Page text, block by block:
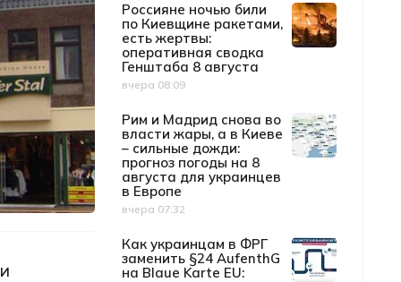
Россияне ночью били
по Киевщине ракетами,
есть жертвы:
оперативная сводка
Генштаба 8 августа
Дата публикации
вчера 08:09
Рим и Мадрид снова во
власти жары, а в Киеве
– сильные дожди:
прогноз погоды на 8
августа для украинцев
в Европе
Дата публикации
вчера 07:32
Как украинцам в ФРГ
заменить §24 AufenthG
на Blaue Karte EU: